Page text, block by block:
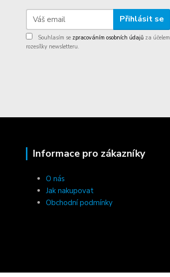
Přihlásit se
Souhlasím se zpracováním osobních údajů za účelem
rozesílky newsletteru.
Informace pro zákazníky
O nás
Jak nakupovat
Obchodní podmínky